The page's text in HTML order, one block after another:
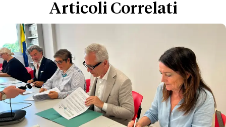
Articoli Correlati